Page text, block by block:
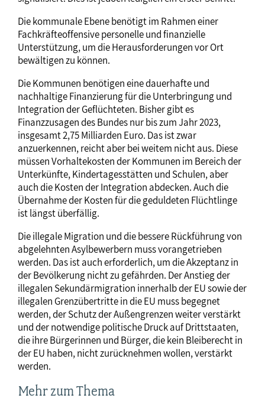
Die kommunale Ebene benötigt im Rahmen einer
Fachkräfteoffensive personelle und finanzielle
Unterstützung, um die Herausforderungen vor Ort
bewältigen zu können.
Die Kommunen benötigen eine dauerhafte und
nachhaltige Finanzierung für die Unterbringung und
Integration der Geflüchteten. Bisher gibt es
Finanzzusagen des Bundes nur bis zum Jahr 2023,
insgesamt 2,75 Milliarden Euro. Das ist zwar
anzuerkennen, reicht aber bei weitem nicht aus. Diese
müssen Vorhaltekosten der Kommunen im Bereich der
Unterkünfte, Kindertagesstätten und Schulen, aber
auch die Kosten der Integration abdecken. Auch die
Übernahme der Kosten für die geduldeten Flüchtlinge
ist längst überfällig.
Die illegale Migration und die bessere Rückführung von
abgelehnten Asylbewerbern muss vorangetrieben
werden. Das ist auch erforderlich, um die Akzeptanz in
der Bevölkerung nicht zu gefährden. Der Anstieg der
illegalen Sekundärmigration innerhalb der EU sowie der
illegalen Grenzübertritte in die EU muss begegnet
werden, der Schutz der Außengrenzen weiter verstärkt
und der notwendige politische Druck auf Drittstaaten,
die ihre Bürgerinnen und Bürger, die kein Bleiberecht in
der EU haben, nicht zurücknehmen wollen, verstärkt
werden.
Mehr zum Thema